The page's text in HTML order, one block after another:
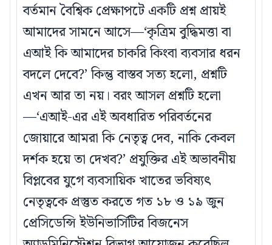
বর্তমান বৈশ্বিক প্রেক্ষাপটে একটি প্রশ্ন প্রায়ই
আমাদের সামনে আসে—‘কৃত্রিম বুদ্ধিমত্তা বা
এআই কি আমাদের চাকরি কিংবা ব্যবসার ধরন
বদলে দেবে?’ কিন্তু বাস্তব সত্য হলো, প্রশ্নটি
এখন আর তা নয়। বরং আসল প্রশ্নটি হলো
—‘এআই-এর এই অবধারিত পরিবর্তনের
জোয়ারে আমরা কি নেতৃত্ব দেব, নাকি কেবল
দর্শক হয়ে তা দেখব?’ প্রযুক্তির এই অভাবনীয়
বিপ্লবের যুগে ব্যবসায়িক খাতের ভবিষ্যৎ
নেতৃত্বকে প্রস্তুত করতে গত ১৮ ও ১৯ জুন
প্রেসিডেন্সি ইউনিভার্সিটির বিজনেস